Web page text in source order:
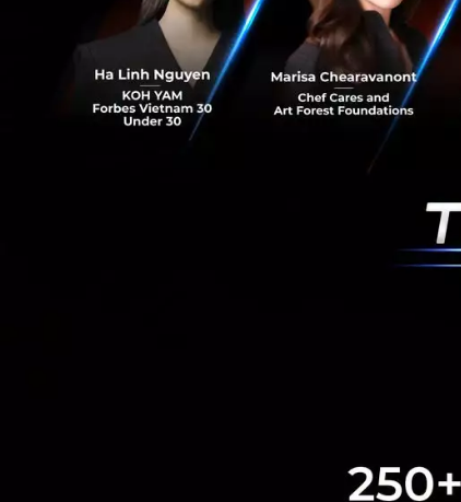
แนวโน้มของธุร
จากสิ่งที่พวก
จำนวนมากจน
ฟิลิปปินส์และ
ใหญ่ที่สุดจะเ
ในความคิดขอ